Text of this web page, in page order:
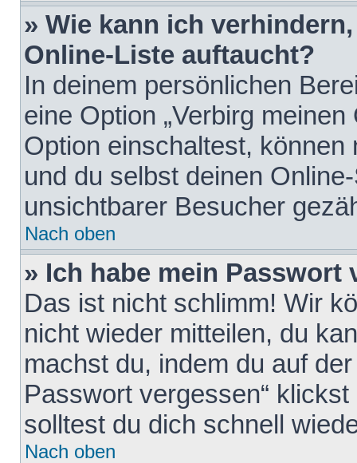
» Wie kann ich
Online-Liste auftaucht?
In deinem persönlichen
eine Option „Verbirg
Option einschaltest,
und du selbst deinen
unsichtbarer Besucher
Nach oben
» Ich habe mein Passwort
Das ist nicht schlimm! Wir
nicht wieder mitteilen, du
machst du, indem du auf
Passwort vergessen“
solltest du dich schnell
Nach oben